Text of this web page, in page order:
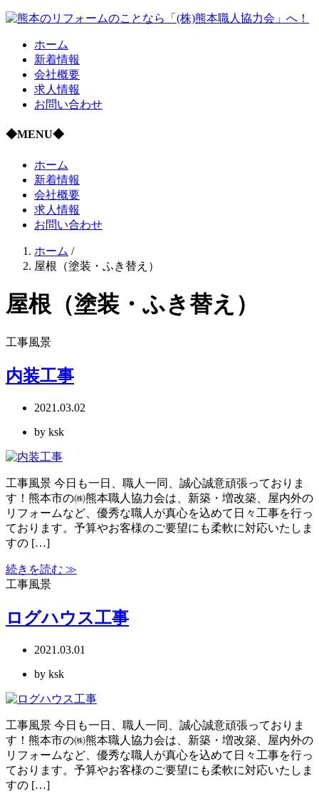
ホーム
新着情報
会社概要
求人情報
お問い合わせ
◆MENU◆
ホーム
新着情報
会社概要
求人情報
お問い合わせ
ホーム /
屋根（塗装・ふき替え）
屋根（塗装・ふき替え）
工事風景
内装工事
2021.03.02
by ksk
工事風景 今日も一日、職人一同、誠心誠意頑張っておりま
す！熊本市の㈱熊本職人協力会は、新築・増改築、屋内外の
リフォームなど、優秀な職人が真心を込めて日々工事を行っ
ております。予算やお客様のご要望にも柔軟に対応いたしま
すの […]
続きを読む ≫
工事風景
ログハウス工事
2021.03.01
by ksk
工事風景 今日も一日、職人一同、誠心誠意頑張っておりま
す！熊本市の㈱熊本職人協力会は、新築・増改築、屋内外の
リフォームなど、優秀な職人が真心を込めて日々工事を行っ
ております。予算やお客様のご要望にも柔軟に対応いたしま
すの […]